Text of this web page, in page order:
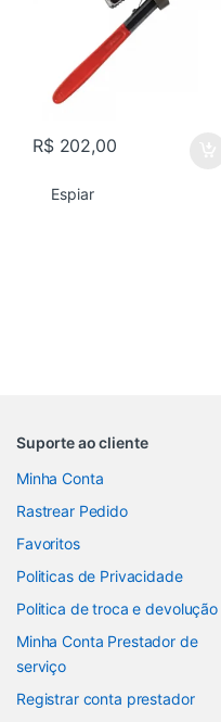
R$202,00
Espiar
Suporte ao cliente
Minha Conta
Rastrear Pedido
Favoritos
Politicas de Privacidade
Politica de troca e devolução
Minha Conta Prestador de
serviço
Registrar conta prestador